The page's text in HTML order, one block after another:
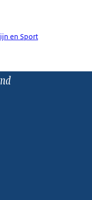
en Sport